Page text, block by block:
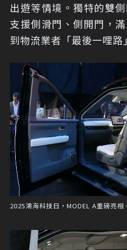
出遊等情境。獨特的雙
支援側滑門、側開門，
到物流業者「最後一哩路
2025鴻海科技日，MODEL A重磅亮